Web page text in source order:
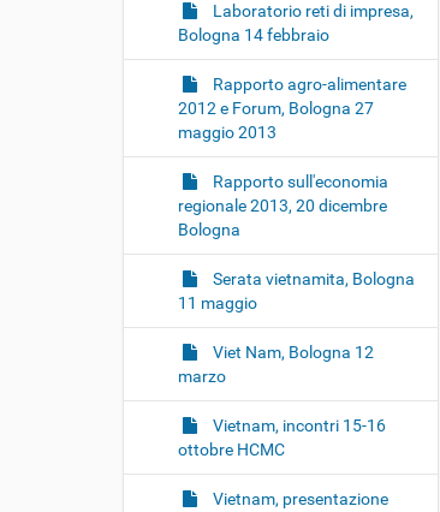
Laboratorio reti di impresa,
Bologna 14 febbraio
Rapporto agro-alimentare
2012 e Forum, Bologna 27
maggio 2013
Rapporto sull'economia
regionale 2013, 20 dicembre
Bologna
Serata vietnamita, Bologna
11 maggio
Viet Nam, Bologna 12
marzo
Vietnam, incontri 15-16
ottobre HCMC
Vietnam, presentazione